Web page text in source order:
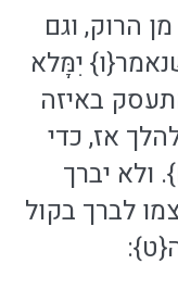
הרוק, וגם
יִמָּלא
באיזה
אז, כדי
ולא יברך
לברך בקול